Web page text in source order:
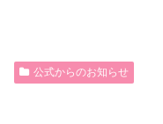
公式からのお知らせ